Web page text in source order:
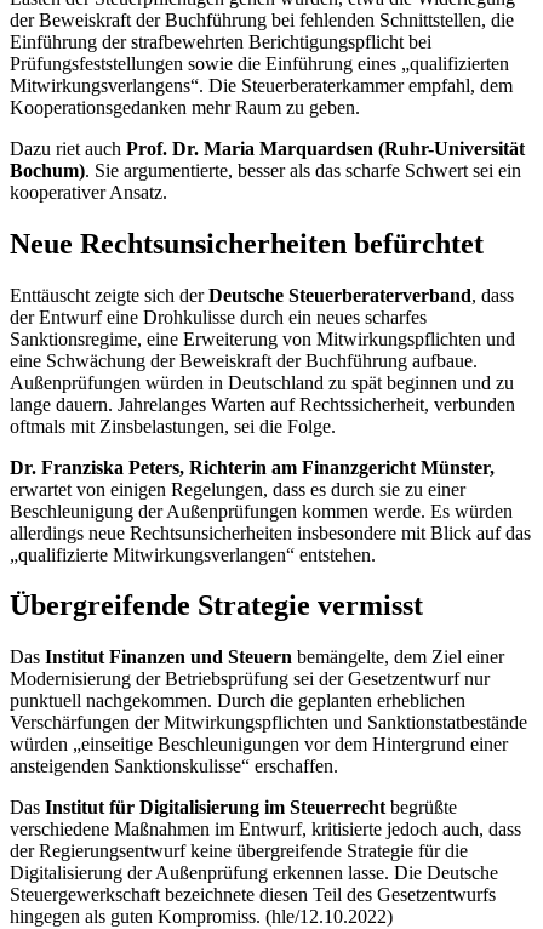
der Beweiskraft der Buchführung bei fehlenden Schnittstellen, die
Einführung der strafbewehrten Berichtigungspflicht bei
Prüfungsfeststellungen sowie die Einführung eines „qualifizierten
Mitwirkungsverlangens“. Die Steuerberaterkammer empfahl, dem
Kooperationsgedanken mehr Raum zu geben.
Dazu riet auch Prof. Dr. Maria Marquardsen (Ruhr-Universität
Bochum). Sie argumentierte, besser als das scharfe Schwert sei ein
kooperativer Ansatz.
Neue Rechtsunsicherheiten befürchtet
Enttäuscht zeigte sich derDeutsche Steuerberaterverband, dass
der Entwurf eine Drohkulisse durch ein neues scharfes
Sanktionsregime, eine Erweiterung von Mitwirkungspflichten und
eine Schwächung der Beweiskraft der Buchführung aufbaue.
Außenprüfungen würden in Deutschland zu spät beginnen und zu
lange dauern. Jahrelanges Warten auf Rechtssicherheit, verbunden
oftmals mit Zinsbelastungen, sei die Folge.
Dr. Franziska Peters, Richterin am Finanzgericht Münster,
erwartet von einigen Regelungen, dass es durch sie zu einer
Beschleunigung der Außenprüfungen kommen werde. Es würden
allerdings neue Rechtsunsicherheiten insbesondere mit Blick auf das
„qualifizierte Mitwirkungsverlangen“ entstehen.
Übergreifende Strategie vermisst
Das Institut Finanzen und Steuern bemängelte, dem Ziel einer
Modernisierung der Betriebsprüfung sei der Gesetzentwurf nur
punktuell nachgekommen. Durch die geplanten erheblichen
Verschärfungen der Mitwirkungspflichten und Sanktionstatbestände
würden „einseitige Beschleunigungen vor dem Hintergrund einer
ansteigenden Sanktionskulisse“ erschaffen.
Das Institut für Digitalisierung im Steuerrecht begrüßte
verschiedene Maßnahmen im Entwurf, kritisierte jedoch auch, dass
der Regierungsentwurf keine übergreifende Strategie für die
Digitalisierung der Außenprüfung erkennen lasse. Die Deutsche
Steuergewerkschaft bezeichnete diesen Teil des Gesetzentwurfs
hingegen als guten Kompromiss. (hle/12.10.2022)